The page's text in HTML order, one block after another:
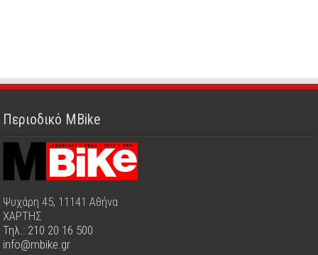
Περιοδικό MBike
Ψυχάρη 45, 11141 Αθήνα
ΧΑΡΤΗΣ
Τηλ.: 210 20 16 500
info@mbike.gr